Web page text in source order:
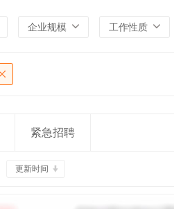
企业规模 工作性质
紧急招聘
更新时间